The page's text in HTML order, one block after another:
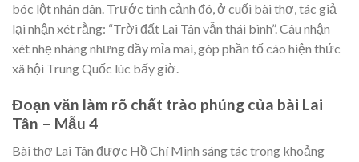
bóc lột nhân dân. Trước tình cảnh đó, ở cuối bài thơ, tác giả
lại nhận xét rằng: “Trời đất Lai Tân vẫn thái bình”. Câu nhận
xét nhẹ nhàng nhưng đầy mỉa mai, góp phần tố cáo hiện thức
xã hội Trung Quốc lúc bấy giờ.
Đoạn văn làm rõ chất trào phúng của bài Lai
Tân – Mẫu 4
Bài thơ Lai Tân được Hồ Chí Minh sáng tác trong khoảng